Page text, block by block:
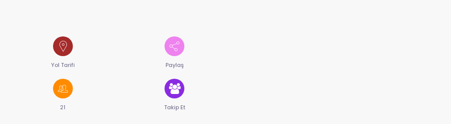
Yol Tarifi Paylaş
21 Takip Et